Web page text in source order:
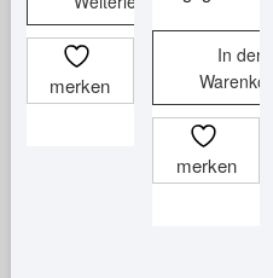
merken
In den
Warenkorb
merken